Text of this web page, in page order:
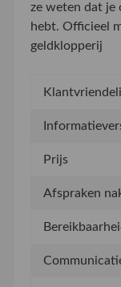
ze weten dat je
hebt. Officieel
geldklopperij
Prijs
Afspraken